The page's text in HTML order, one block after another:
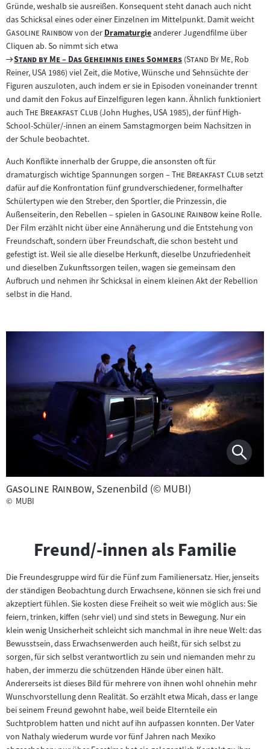
Gründe, weshalb sie ausreißen. Konsequent steht danach auch nicht
das Schicksal eines oder einer Einzelnen im Mittelpunkt. Damit weicht"
Gasoline Rainbow"von derZum
Inhalt:
Dramaturgieanderer Jugendfilme über
Cliquen ab. So nimmt sich etwa
Zum
Filmarchiv:
"
Stand by Me – Das Geheimnis eines Sommers"("Stand By Me", Rob
Reiner, USA 1986) viel Zeit, die Motive, Wünsche und Sehnsüchte der
Figuren auszuloten, auch indem er sie in Episoden voneinander trennt
und damit den Fokus auf Einzelfiguren legen kann. Ähnlich funktioniert
auch "
The Breakfast Club"(John Hughes, USA 1985), der fünf High-
School-Schüler/-innen an einem Samstagmorgen beim Nachsitzen in
der Schule beobachtet.
Auch Konflikte innerhalb der Gruppe, die ansonsten oft für
dramaturgisch wichtige Spannungen sorgen –"
The Breakfast Club"setzt
dafür auf die Konfrontation fünf grundverschiedener, formelhafter
Schülertypen wie den Streber, den Sportler, die Prinzessin, die
Außenseiterin, den Rebellen – spielen in "
Gasoline Rainbow"keine Rolle.
Der Film erzählt nicht über eine Annäherung und die Entstehung von
Freundschaft, sondern über Freundschaft, die schon besteht und
gefestigt ist. Weil sie alle dieselbe Herkunft, dieselbe Unzufriedenheit
und dieselben Zukunftssorgen teilen, wagen sie gemeinsam den
Aufbruch und nehmen ihr Schicksal in einem kleinen Akt der Rebellion
selbst in die Hand.
"
Gasoline Rainbow", Szenenbild (© MUBI)
© MUBI
Freund/-innen als Familie
Die Freundesgruppe wird für die Fünf zum Familienersatz. Hier, jenseits
der ständigen Beobachtung durch Erwachsene, können sie sich frei und
akzeptiert fühlen. Sie kosten diese Freiheit so weit wie möglich aus: Sie
feiern, trinken, kiffen (sehr viel) und sind stets in Bewegung. Nur ein
klein wenig Unsicherheit schleicht sich manchmal in ihre neue Welt: das
Bewusstsein, dass Erwachsenwerden auch heißt, für sich selbst zu
sorgen, für sich selbst verantwortlich zu sein und niemanden mehr zu
haben, der immerzu die schützenden Hände über einen hält.
Andererseits ist dieses Bild für mehrere von ihnen wohl ohnehin mehr
Wunschvorstellung denn Realität. So erzählt etwa Micah, dass er lange
bei seinem Freund gewohnt habe, weil beide Elternteile ein
Suchtproblem hatten und nicht auf ihn aufpassen konnten. Der Vater
von Nathaly wiederum wurde vor fünf Jahren nach Mexiko